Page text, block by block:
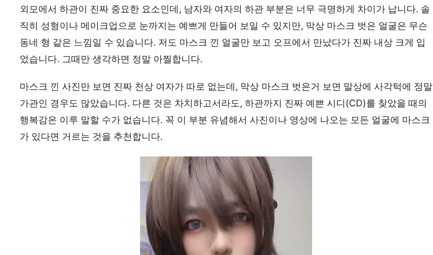
외모에서 하관이 진짜 중요한 요소인데, 남자와 여자의 하관 부분은 너무 극명하게 차이가 납니다. 솔
직히 성형이나 메이크업으로 눈까지는 예쁘게 만들어 보일 수 있지만, 막상 마스크 벗은 얼굴은 무슨
동네 형 같은 느낌일 수 있습니다. 저도 마스크 낀 얼굴만 보고 오프에서 만났다가 진짜 내상 크게 입
었습니다. 그때만 생각하면 정말 아찔합니다.
마스크 낀 사진만 보면 진짜 천상 여자가 따로 없는데, 막상 마스크 벗은거 보면 말상에 사각턱에 정말
가관인 경우도 많았습니다. 다른 것은 차치하고서라도, 하관까지 진짜 예쁜 시디(CD)를 찾았을 때의
행복감은 이루 말할 수가 없습니다. 꼭 이 부분 유념해서 사진이나 영상에 나오는 모든 얼굴에 마스크
가 있다면 거르는 것을 추천합니다.